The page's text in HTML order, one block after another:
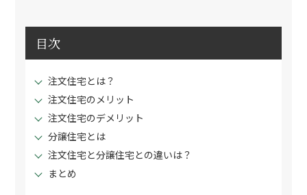
目次
注文住宅とは？
注文住宅のメリット
注文住宅のデメリット
分譲住宅とは
注文住宅と分譲住宅との違いは？
まとめ